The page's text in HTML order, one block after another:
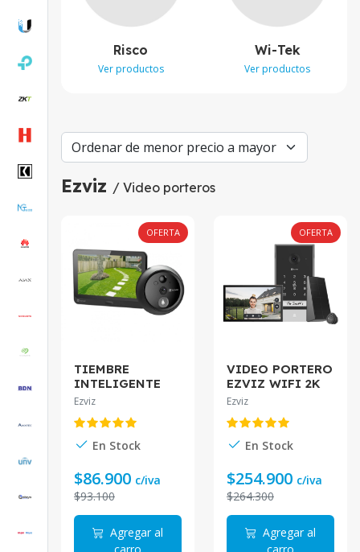
Risco
Ver productos
Wi-Tek
Ver productos
Ezviz / Video porteros
OFERTA
TIEMBRE
INTELIGENTE
2MP
CON BATERIA
CS-HP4-R100-
Ezviz
En Stock
$86.900 c/iva
$93.100
Agregar al
OFERTA
VIDEO PORTERO
EZVIZ WIFI 2K
MONITOR 7"
CS-EP7
Ezviz
En Stock
$254.900 c/iva
$264.300
Agregar al